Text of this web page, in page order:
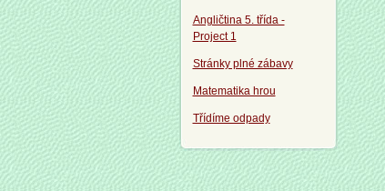
Angličtina 5. třída -
Project 1
Stránky plné zábavy
Matematika hrou
Třídíme odpady